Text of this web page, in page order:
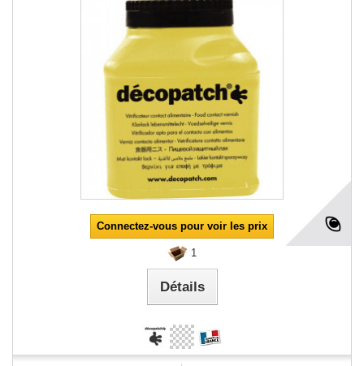
Connectez-vous pour voir les prix
1
Détails